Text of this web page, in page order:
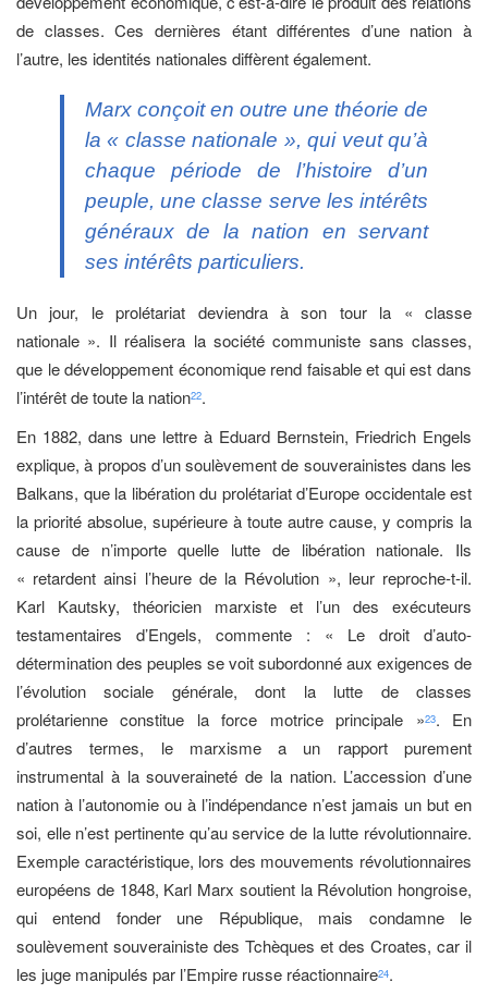
de classes. Ces dernières étant différentes d’une nation à
l’autre, les identités nationales diffèrent également.
Marx conçoit en outre une théorie de
la « classe nationale », qui veut qu’à
chaque période de l’histoire d’un
peuple, une classe serve les intérêts
généraux de la nation en servant
ses intérêts particuliers.
Un jour, le prolétariat deviendra à son tour la « classe
nationale ». Il réalisera la société communiste sans classes,
que le développement économique rend faisable et qui est dans
l’intérêt de toute la nation22.
En 1882, dans une lettre à Eduard Bernstein, Friedrich Engels
explique, à propos d’un soulèvement de souverainistes dans les
Balkans, que la libération du prolétariat d’Europe occidentale est
la priorité absolue, supérieure à toute autre cause, y compris la
cause de n’importe quelle lutte de libération nationale. Ils
« retardent ainsi l’heure de la Révolution », leur reproche-t-il.
Karl Kautsky, théoricien marxiste et l’un des exécuteurs
testamentaires d’Engels, commente : « Le droit d’auto-
détermination des peuples se voit subordonné aux exigences de
l’évolution sociale générale, dont la lutte de classes
prolétarienne constitue la force motrice principale »23. En
d’autres termes, le marxisme a un rapport purement
instrumental à la souveraineté de la nation. L’accession d’une
nation à l’autonomie ou à l’indépendance n’est jamais un but en
soi, elle n’est pertinente qu’au service de la lutte révolutionnaire.
Exemple caractéristique, lors des mouvements révolutionnaires
européens de 1848, Karl Marx soutient la Révolution hongroise,
qui entend fonder une République, mais condamne le
soulèvement souverainiste des Tchèques et des Croates, car il
les juge manipulés par l’Empire russe réactionnaire24.